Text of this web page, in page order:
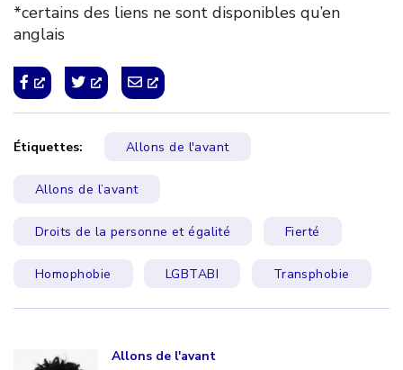
*certains des liens ne sont disponibles qu’en
anglais
Étiquettes: Allons de l'avant
Allons de l’avant
Droits de la personne et égalité Fierté
Homophobie LGBTABI Transphobie
Allons de l'avant